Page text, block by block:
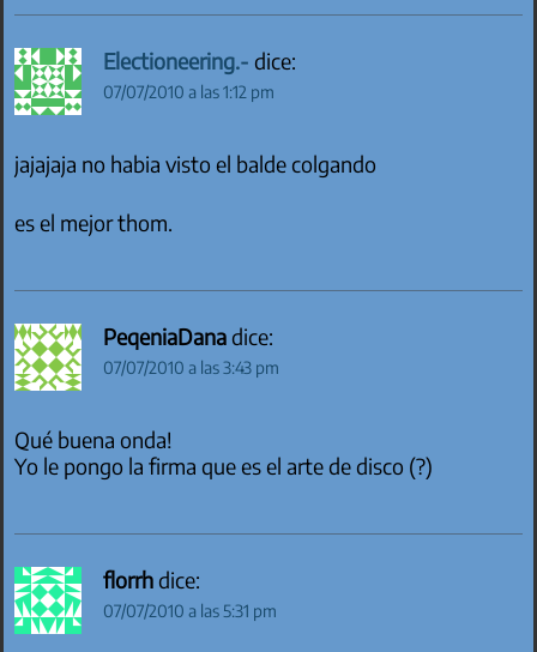
Electioneering.- dice:
07/07/2010 a las 1:12 pm
jajajaja no habia visto el balde colgando
es el mejor thom.
PeqeniaDanadice:
07/07/2010 a las 3:43 pm
Qué buena onda!
Yo le pongo la firma que es el arte de disco (?)
florrhdice:
07/07/2010 a las 5:31 pm